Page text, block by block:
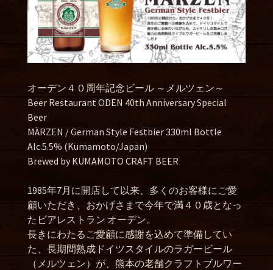
オーデン４０周年記念ビール ～メルツェン～
Beer Restaurant ODEN 40th Anniversary Special
Beer
MÄRZEN / German Style Festbier 330ml Bottle
Alc.5.5% (Kumamoto/Japan)
Brewed by KUMAMOTO CRAFT BEER
1985年7月に開店して以来、多くのお客様にご愛
顧いただき、おかげさまで今年で満４０歳となっ
たビアレストラン オーデン。
長きにわたるご愛顧に感謝を込めて準備してい
た、長期間熟成ドイツスタイルのラガービール
（メルツェン）が、熊本の老舗クラフトブルワー